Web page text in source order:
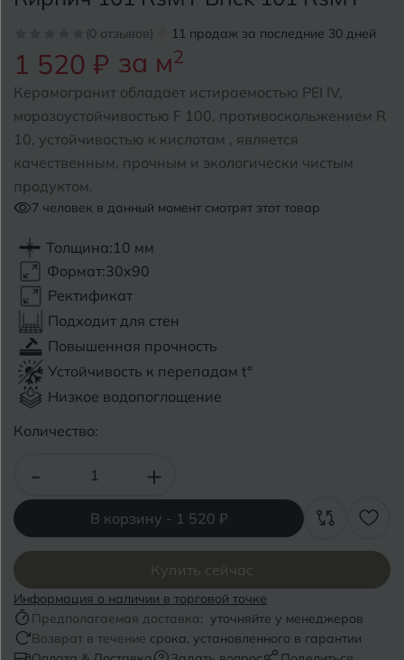
(0 отзывов) 11 продаж за последние 30 дней
1 520 ₽ за м2
Керамогранит обладает истираемостью PEI IV,
морозоустойчивостью F 100, противоскольжением R
10, устойчивостью к кислотам , является
качественным, прочным и экологически чистым
продуктом.
7 человек в данный момент смотрят этот товар
Толщина:10 мм
Формат:30x90
Ректификат
Подходит для стен
Повышенная прочность
Устойчивость к перепадам t°
Низкое водопоглощение
Количество:
- +
В корзину - 1 520 ₽
Купить сейчас
Информация о наличии в торговой точке
Предполагаемая доставка: уточняйте у менеджеров
Возврат в течение срока, установленного в гарантии
Армавир
Б Барнаул
Белгород
Белореченск
Боровичи
Брянск
Бугульма
Бугуруслан
Волгодонск
Воронеж
Воткинск
Псков
Ростов-на-Дону
Рыбинск
Симферополь
Славянск-на-Кубани
Смоленск
Сосновый Бор
Сочи